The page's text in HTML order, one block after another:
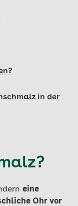
in der
eine
Ohr vor